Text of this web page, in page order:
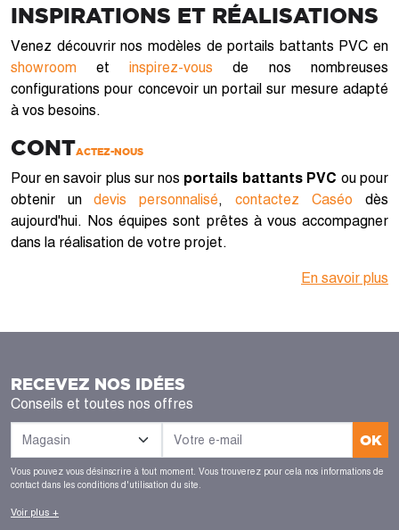
INSPIRATIONS ET RÉALISATIONS
Venez découvrir nos modèles de portails battants PVC en
showroom et inspirez-vous de nos nombreuses
configurations pour concevoir un portail sur mesure adapté
à vos besoins.
CONTACTEZ-NOUS
Pour en savoir plus sur nos portails battants PVC ou pour
obtenir un devis personnalisé, contactez Caséo dès
aujourd'hui. Nos équipes sont prêtes à vous accompagner
dans la réalisation de votre projet.
En savoir plus
RECEVEZ NOS IDÉES
Conseils et toutes nos offres
OK
Vous pouvez vous désinscrire à tout moment. Vous trouverez pour cela nos informations de
contact dans les conditions d'utilisation du site.
Voir plus +